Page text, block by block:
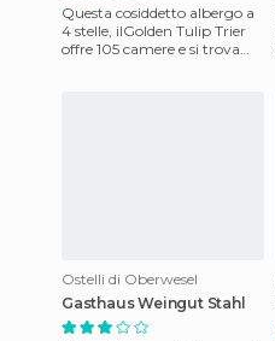
Questa cosiddetto albergo a
4 stelle, ilGolden Tulip Trier
offre 105 camere e si trova
Ostelli di Oberwesel
Gasthaus Weingut Stahl